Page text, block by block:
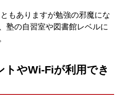
もありますが勉強の邪魔にな
塾の自習室や図書館レベルに
やWi-Fiが利用でき